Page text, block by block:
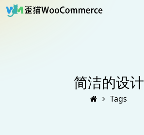
简洁的设计
Tags